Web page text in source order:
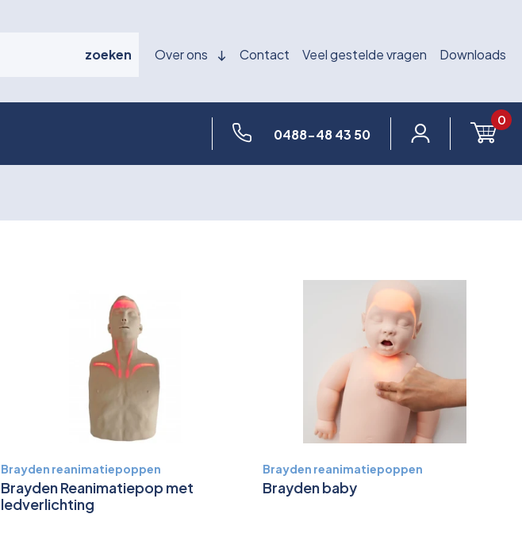
zoeken Over ons Contact Veel gestelde vragen Downloads
0488-48 43 50
0
Brayden reanimatiepoppen
Brayden Reanimatiepop met
ledverlichting
Brayden reanimatiepoppen
Brayden baby